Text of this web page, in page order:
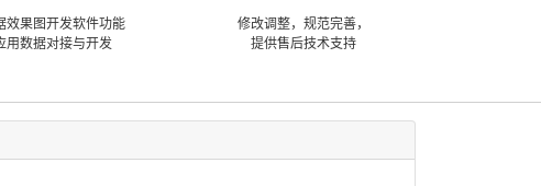
效果图开发软件功能
用数据对接与开发
修改调整，规范完善，
提供售后技术支持